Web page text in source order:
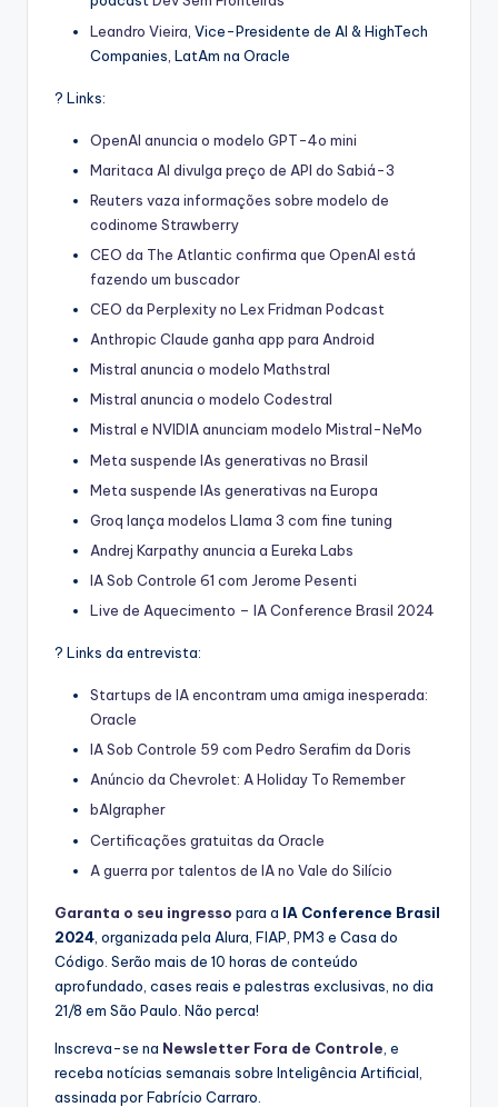
Leandro Vieira , Vice-Presidente de AI & HighTech
Companies, LatAm na Oracle
? Links:
OpenAI anuncia o modelo GPT-4o mini
Maritaca AI divulga preço de API do Sabiá-3
Reuters vaza informações sobre modelo de
codinome Strawberry
CEO da The Atlantic confirma que OpenAI está
fazendo um buscador
CEO da Perplexity no Lex Fridman Podcast
Anthropic Claude ganha app para Android
Mistral anuncia o modelo Mathstral
Mistral anuncia o modelo Codestral
Mistral e NVIDIA anunciam modelo Mistral-NeMo
Meta suspende IAs generativas no Brasil
Meta suspende IAs generativas na Europa
Groq lança modelos Llama 3 com fine tuning
Andrej Karpathy anuncia a Eureka Labs
IA Sob Controle 61 com Jerome Pesenti
Live de Aquecimento – IA Conference Brasil 2024
? Links da entrevista:
Startups de IA encontram uma amiga inesperada:
Oracle
IA Sob Controle 59 com Pedro Serafim da Doris
Anúncio da Chevrolet: A Holiday To Remember
bAIgrapher
Certificações gratuitas da Oracle
A guerra por talentos de IA no Vale do Silício
Garanta o seu ingresso para a IA Conference Brasil
2024 , organizada pela Alura, FIAP, PM3 e Casa do
Código. Serão mais de 10 horas de conteúdo
aprofundado, cases reais e palestras exclusivas, no dia
21/8 em São Paulo. Não perca!
Inscreva-se na Newsletter Fora de Controle , e
receba notícias semanais sobre Inteligência Artificial,
assinada por Fabrício Carraro.